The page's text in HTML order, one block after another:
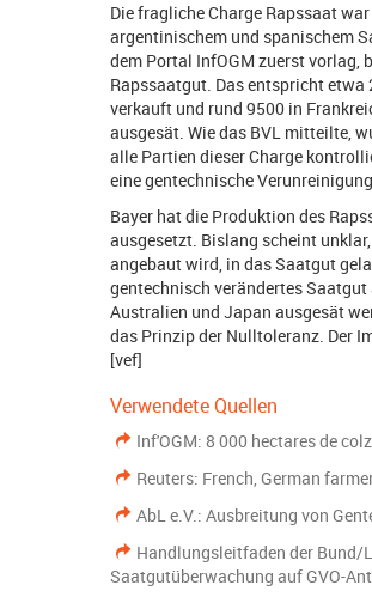
Die fragliche Charge Rapssaat
argentinischem und spanischem
dem Portal InfOGM zuerst vorlag,
Rapssaatgut. Das entspricht etwa
verkauft und rund 9500 in
ausgesät. Wie das BVL mitteilte,
alle Partien dieser Charge
eine gentechnische
Bayer hat die Produktion des
ausgesetzt. Bislang scheint
angebaut wird, in das Saatgut
gentechnisch verändertes
Australien und Japan ausgesät
das Prinzip der Nulltoleranz. Der
[vef]
Verwendete Quellen
Inf'OGM: 8 000 hectares de
Reuters: French, German
AbL e.V.: Ausbreitung von
Handlungsleitfaden der Bund/
Saatgutüberwachung auf GVO-